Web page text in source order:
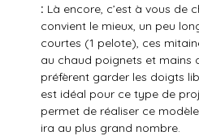
: Là encore, c’est à vous de
convient le mieux, un peu
courtes (1 pelote), ces
au chaud poignets et mains
préfèrent garder les doigts
est idéal pour ce type de
permet de réaliser ce
ira au plus grand nombre.